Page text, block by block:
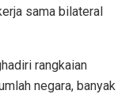
sama bilateral
rangkaian
negara, banyak